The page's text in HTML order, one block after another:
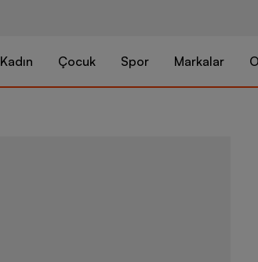
Kadın Çocuk Spor Markalar
Nike